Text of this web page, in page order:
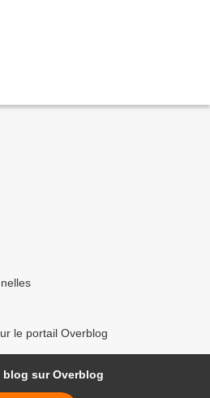
le portail Overblog
blog sur Overblog